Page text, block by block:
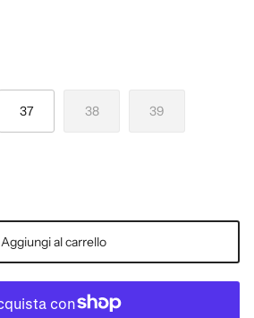
37 38 39
Aggiungi al carrello